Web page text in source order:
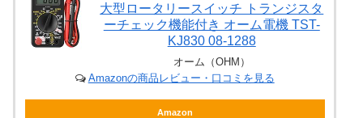
大型ロータリースイッチ トランジスタ
ーチェック機能付き オーム電機 TST-
KJ830 08-1288
オーム（OHM）
Amazonの商品レビュー・口コミを見る
Amazon